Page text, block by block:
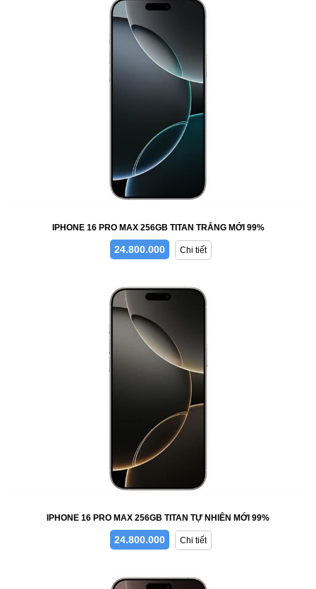
IPHONE 16 PRO MAX 256GB TITAN TRẮNG MỚI 99%
24.800.000 Chi tiết
IPHONE 16 PRO MAX 256GB TITAN TỰ NHIÊN MỚI 99%
24.800.000 Chi tiết